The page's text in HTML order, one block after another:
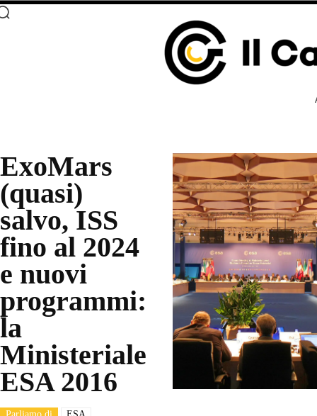
ExoMars
(quasi)
salvo, ISS
fino al 2024
e nuovi
programmi:
la
Ministeriale
ESA 2016